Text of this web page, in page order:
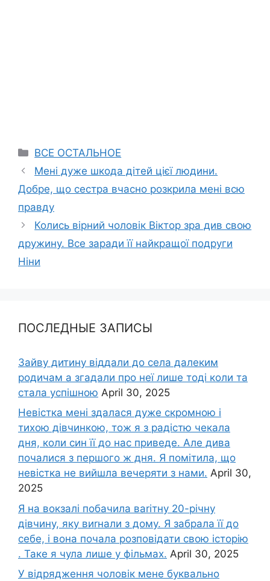
Categories
ВСЕ ОСТАЛЬНОЕ
Мені дуже шкода дітей цієї людини.
Добре, що сестра вчасно розкрила мені всю
правду
Колись вiрний чоловік Віктор зpa див свою
дружину. Все заради її найкращої подруги
Ніни
ПОСЛЕДНЫЕ ЗАПИСЫ
Зайву дитину віддали до села далеким
родичам а згадали про неї лише тоді коли та
стала успішною April 30, 2025
Невістка мені здалася дуже скромною і
тихою дівчинкою, тож я з радістю чекала
дня, коли син її до нас приведе. Але дива
почалися з першого ж дня. Я помітила, що
невістка не вийшла вечеряти з нами. April 30,
2025
Я на вокзалі побачила ваrітну 20-річну
дівчину, яку виrнали з дому. Я забрала її до
себе, і вона почала розповідати свою історію
. Таке я чула лише у фільмах. April 30, 2025
У відрядження чоловік мене буквально